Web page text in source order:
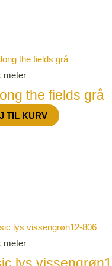
meter
the fields grå
TIL KURV
meter